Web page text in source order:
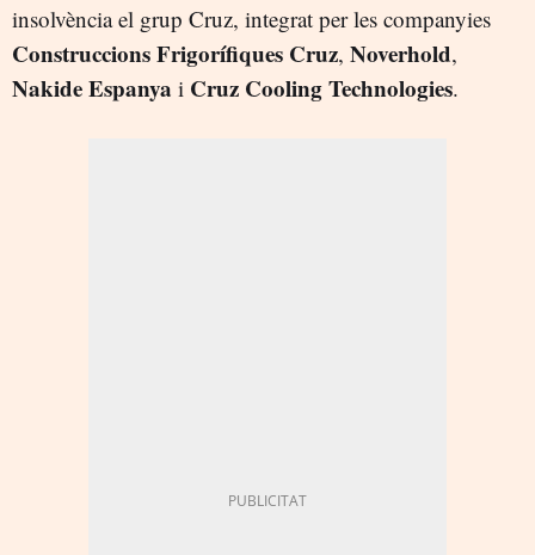
insolvència el grup Cruz, integrat per les companyies
Construccions Frigorífiques Cruz, Noverhold,
Nakide Espanya i Cruz Cooling Technologies.